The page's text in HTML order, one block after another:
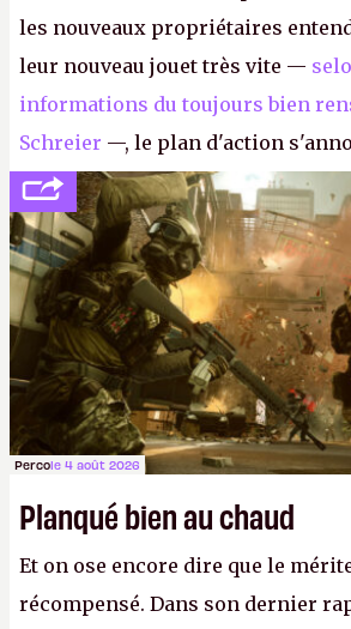
les nouveaux propriétaires
leur nouveau jouet très vite —
informations du toujours bien
Schreier —, le plan d'action
réductions de coûts drastiques,
studios et licenciements massifs.
FCetBattlefield, puis virer le
Percole 4 août 2026
Planqué bien au chaud
Et on ose encore dire que le
récompensé. Dans son dernier